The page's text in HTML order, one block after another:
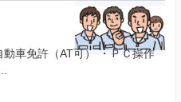
車免許（AT可） ・ＰＣ操作